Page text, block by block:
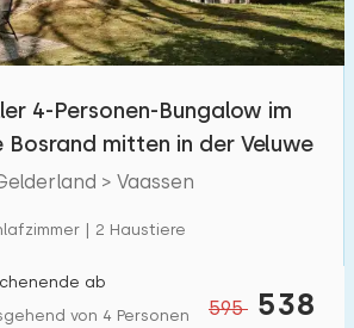
5
im Park 10
Mobilität
4-Personen-Bungalow im
Bosrand mitten in der Veluwe
> Vaassen
| 2 Haustiere
595 538
ab
von 4 Personen